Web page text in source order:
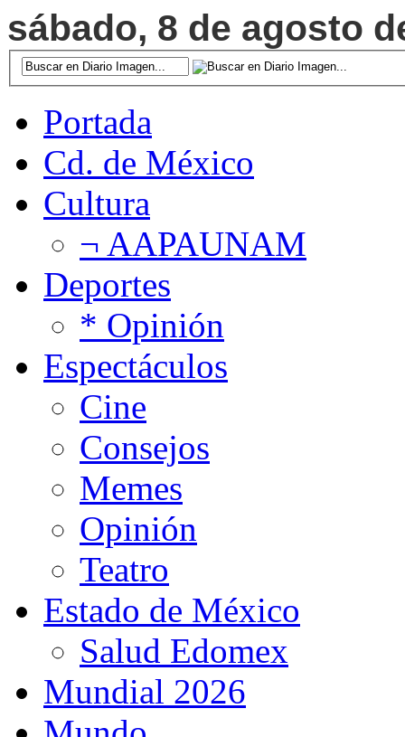
sábado, 8 de agosto
Portada
Cd. de México
Cultura
¬ AAPAUNAM
Deportes
* Opinión
Espectáculos
Cine
Consejos
Memes
Opinión
Teatro
Estado de México
Salud Edomex
Mundial 2026